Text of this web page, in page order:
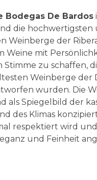
Bodegas De Bardos
die hochwertigsten
Weinberge der
Weine mit
Stimme zu schaffen,
Weinberge der
wurden. Die
als Spiegelbild der
des Klimas
respektiert wird
und Feinheit